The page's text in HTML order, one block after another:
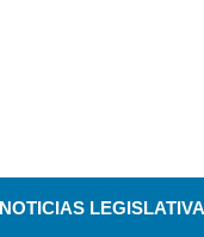
NOTICIAS